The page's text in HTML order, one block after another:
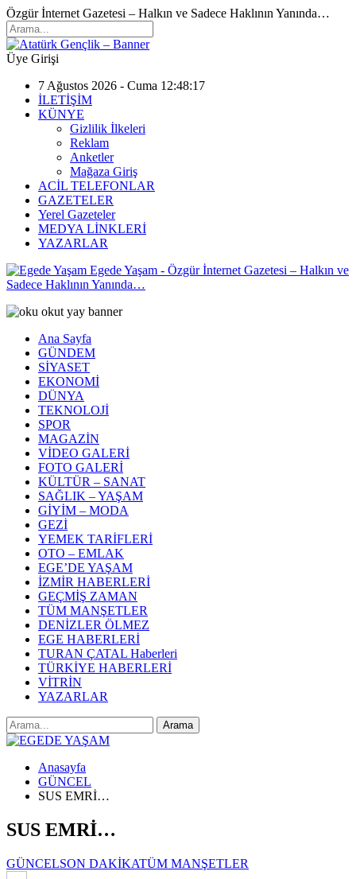
Özgür İnternet Gazetesi – Halkın ve Sadece Haklının Yanında…
Üye Girişi
7 Ağustos 2026 - Cuma 12:48:17
İLETİŞİM
KÜNYE
Gizlilik İlkeleri
Reklam
Anketler
Mağaza Giriş
ACİL TELEFONLAR
GAZETELER
Yerel Gazeteler
MEDYA LİNKLERİ
YAZARLAR
Egede Yaşam - Özgür İnternet Gazetesi – Halkın ve
Sadece Haklının Yanında…
Ana Sayfa
GÜNDEM
SİYASET
EKONOMİ
DÜNYA
TEKNOLOJİ
SPOR
MAGAZİN
VİDEO GALERİ
FOTO GALERİ
KÜLTÜR – SANAT
SAĞLIK – YAŞAM
GİYİM – MODA
GEZİ
YEMEK TARİFLERİ
OTO – EMLAK
EGE’DE YAŞAM
İZMİR HABERLERİ
GEÇMİŞ ZAMAN
TÜM MANŞETLER
DENİZLER ÖLMEZ
EGE HABERLERİ
TURAN ÇATAL Haberleri
TÜRKİYE HABERLERİ
VİTRİN
YAZARLAR
Anasayfa
GÜNCEL
SUS EMRİ…
SUS EMRİ…
GÜNCELSON DAKİKATÜM MANŞETLER